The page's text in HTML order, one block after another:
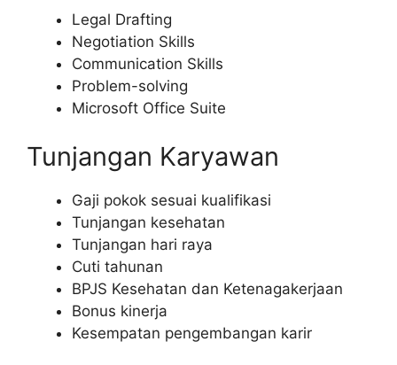
Legal Drafting
Negotiation Skills
Communication Skills
Problem-solving
Microsoft Office Suite
Tunjangan Karyawan
Gaji pokok sesuai kualifikasi
Tunjangan kesehatan
Tunjangan hari raya
Cuti tahunan
BPJS Kesehatan dan Ketenagakerjaan
Bonus kinerja
Kesempatan pengembangan karir